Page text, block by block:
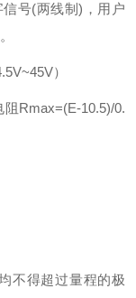
号(两线制)，用户
）
Rmax=(E-10.5)/0.
不得超过量程的极